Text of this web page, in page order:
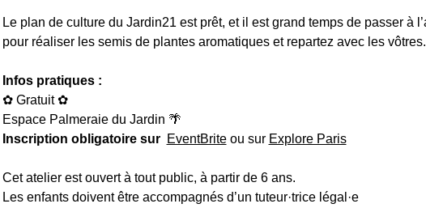
Le plan de culture du Jardin21 est prêt, et il est grand temps de passer à
pour réaliser les semis de plantes aromatiques et repartez avec les vôtres.
Infos pratiques :
✿ Gratuit ✿
Espace Palmeraie du Jardin 🌴
Inscription obligatoire sur
EventBrite ou sur Explore Paris
Cet atelier est ouvert à tout public, à partir de 6 ans.
Les enfants doivent être accompagnés d’un tuteur·trice légal·e